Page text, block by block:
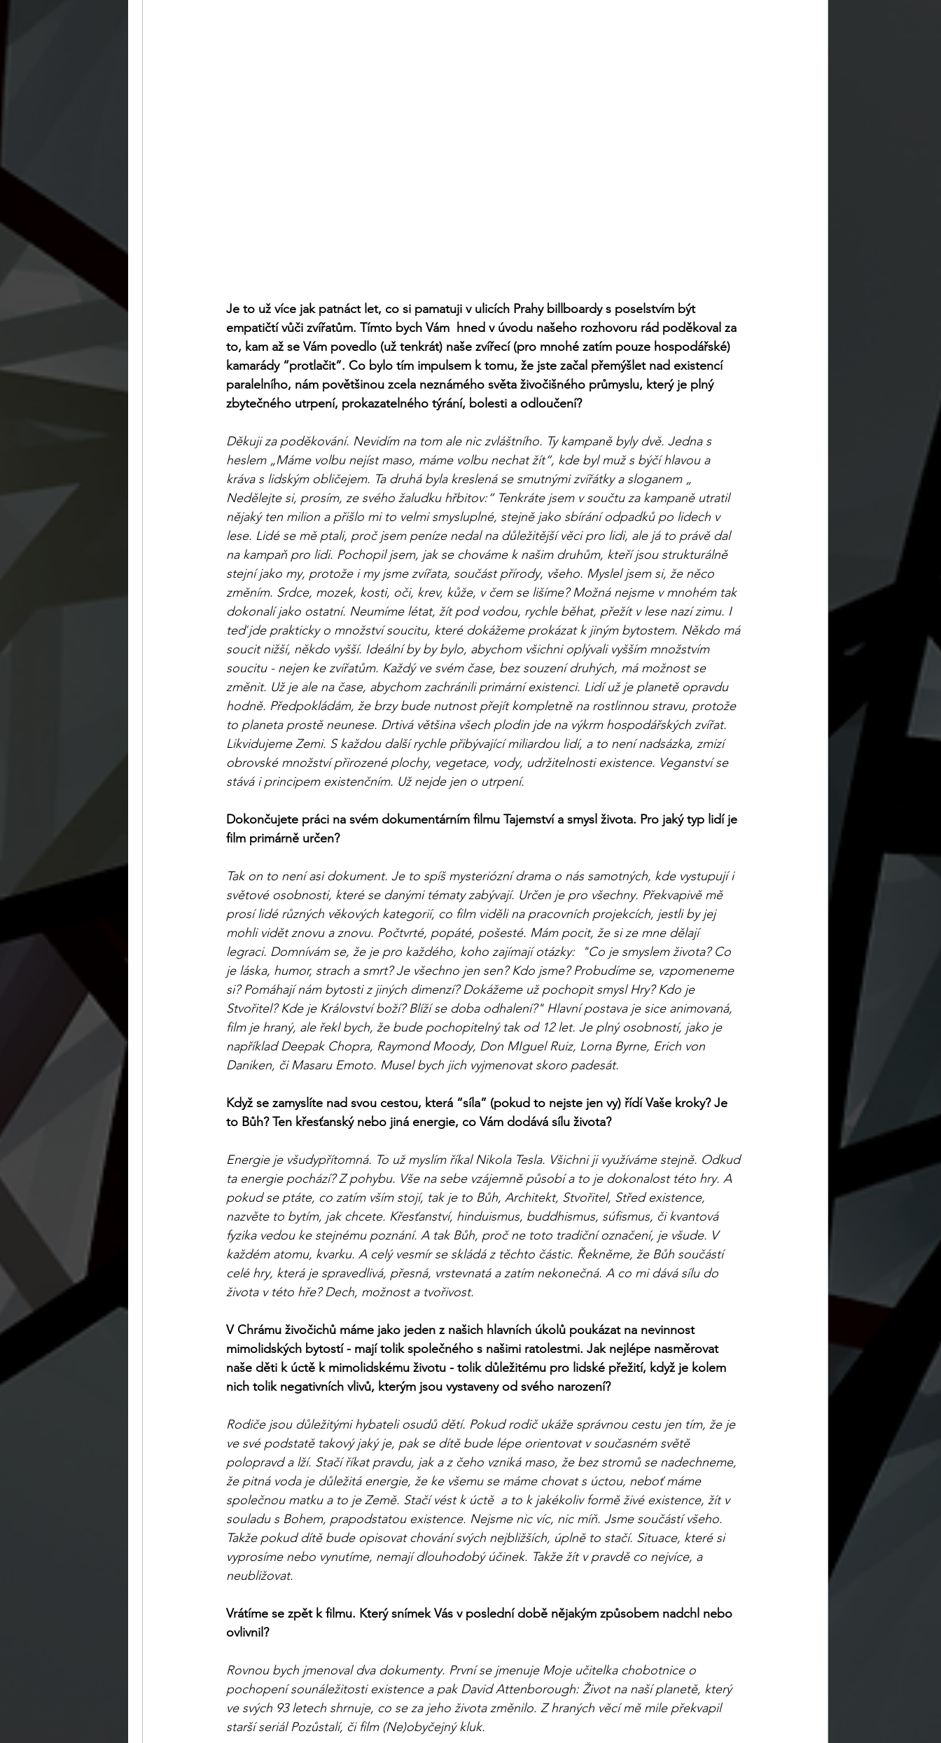
Je to už více jak patnáct let, co si pamatuji v ulicích Prahy billboardy s poselstvím být
empatičtí vůči zvířatům. Tímto bych Vám  hned v úvodu našeho rozhovoru rád poděkoval za
to, kam až se Vám povedlo (už tenkrát) naše zvířecí (pro mnohé zatím pouze hospodářské)
kamarády “protlačit”. Co bylo tím impulsem k tomu, že jste začal přemýšlet nad existencí
paralelního, nám povětšinou zcela neznámého světa živočišného průmyslu, který je plný
zbytečného utrpení, prokazatelného týrání, bolesti a odloučení?
Děkuji za poděkování. Nevidím na tom ale nic zvláštního. Ty kampaně byly dvě. Jedna s
heslem „Máme volbu nejíst maso, máme volbu nechat žít“, kde byl muž s býčí hlavou a
kráva s lidským obličejem. Ta druhá byla kreslená se smutnými zvířátky a sloganem „
Nedělejte si, prosím, ze svého žaludku hřbitov:“ Tenkráte jsem v součtu za kampaně utratil
nějaký ten milion a přišlo mi to velmi smysluplné, stejně jako sbírání odpadků po lidech v
lese. Lidé se mě ptali, proč jsem peníze nedal na důležitější věci pro lidi, ale já to právě dal
na kampaň pro lidi. Pochopil jsem, jak se chováme k našim druhům, kteří jsou strukturálně
stejní jako my, protože i my jsme zvířata, součást přírody, všeho. Myslel jsem si, že něco
změním. Srdce, mozek, kosti, oči, krev, kůže, v čem se lišíme? Možná nejsme v mnohém tak
dokonalí jako ostatní. Neumíme létat, žít pod vodou, rychle běhat, přežít v lese nazí zimu. I
teď jde prakticky o množství soucitu, které dokážeme prokázat k jiným bytostem. Někdo má
soucit nižší, někdo vyšší. Ideální by by bylo, abychom všichni oplývali vyšším množstvím
soucitu - nejen ke zvířatům. Každý ve svém čase, bez souzení druhých, má možnost se
změnit. Už je ale na čase, abychom zachránili primární existenci. Lidí už je planetě opravdu
hodně. Předpokládám, že brzy bude nutnost přejít kompletně na rostlinnou stravu, protože
to planeta prostě neunese. Drtivá většina všech plodin jde na výkrm hospodářských zvířat.
Likvidujeme Zemi. S každou další rychle přibývající miliardou lidí, a to není nadsázka, zmizí
obrovské množství přirozené plochy, vegetace, vody, udržitelnosti existence. Veganství se
stává i principem existenčním. Už nejde jen o utrpení.
Dokončujete práci na svém dokumentárním filmu Tajemství a smysl života. Pro jaký typ lidí je
film primárně určen?
Tak on to není asi dokument. Je to spíš mysteriózní drama o nás samotných, kde vystupují i
světové osobnosti, které se danými tématy zabývají. Určen je pro všechny. Překvapivě mě
prosí lidé různých věkových kategorií, co film viděli na pracovních projekcích, jestli by jej
mohli vidět znovu a znovu. Počtvrté, popáté, pošesté. Mám pocit, že si ze mne dělají
legraci. Domnívám se, že je pro každého, koho zajímají otázky:  "Co je smyslem života? Co
je láska, humor, strach a smrt? Je všechno jen sen? Kdo jsme? Probudíme se, vzpomeneme
si? Pomáhají nám bytosti z jiných dimenzí? Dokážeme už pochopit smysl Hry? Kdo je
Stvořitel? Kde je Království boží? Blíží se doba odhalení?" Hlavní postava je sice animovaná,
film je hraný, ale řekl bych, že bude pochopitelný tak od 12 let. Je plný osobností, jako je
například Deepak Chopra, Raymond Moody, Don MIguel Ruiz, Lorna Byrne, Erich von
Daniken, či Masaru Emoto. Musel bych jich vyjmenovat skoro padesát.
Když se zamyslíte nad svou cestou, která “síla” (pokud to nejste jen vy) řídí Vaše kroky? Je
to Bůh? Ten křesťanský nebo jiná energie, co Vám dodává sílu života?
Energie je všudypřítomná. To už myslím říkal Nikola Tesla. Všichni ji využíváme stejně. Odkud
ta energie pochází? Z pohybu. Vše na sebe vzájemně působí a to je dokonalost této hry. A
pokud se ptáte, co zatím vším stojí, tak je to Bůh, Architekt, Stvořitel, Střed existence,
nazvěte to bytím, jak chcete. Křesťanství, hinduismus, buddhismus, súfismus, či kvantová
fyzika vedou ke stejnému poznání. A tak Bůh, proč ne toto tradiční označení, je všude. V
každém atomu, kvarku. A celý vesmír se skládá z těchto částic. Řekněme, že Bůh součástí
celé hry, která je spravedlivá, přesná, vrstevnatá a zatím nekonečná. A co mi dává sílu do
života v této hře? Dech, možnost a tvořivost.
V Chrámu živočichů máme jako jeden z našich hlavních úkolů poukázat na nevinnost
mimolidských bytostí - mají tolik společného s našimi ratolestmi. Jak nejlépe nasměrovat
naše děti k úctě k mimolidskému životu - tolik důležitému pro lidské přežití, když je kolem
nich tolik negativních vlivů, kterým jsou vystaveny od svého narození?
Rodiče jsou důležitými hybateli osudů dětí. Pokud rodič ukáže správnou cestu jen tím, že je
ve své podstatě takový jaký je, pak se dítě bude lépe orientovat v současném světě
polopravd a lží. Stačí říkat pravdu, jak a z čeho vzniká maso, že bez stromů se nadechneme,
že pitná voda je důležitá energie, že ke všemu se máme chovat s úctou, neboť máme
společnou matku a to je Země. Stačí vést k úctě  a to k jakékoliv formě živé existence, žít v
souladu s Bohem, prapodstatou existence. Nejsme nic víc, nic míň. Jsme součástí všeho.
Takže pokud dítě bude opisovat chování svých nejbližších, úplně to stačí. Situace, které si
vyprosíme nebo vynutíme, nemají dlouhodobý účinek. Takže žít v pravdě co nejvíce, a
neubližovat.
Vrátíme se zpět k filmu. Který snímek Vás v poslední době nějakým způsobem nadchl nebo
ovlivnil?
Rovnou bych jmenoval dva dokumenty. První se jmenuje Moje učitelka chobotnice o
pochopení sounáležitosti existence a pak David Attenborough: Život na naší planetě, který
ve svých 93 letech shrnuje, co se za jeho života změnilo. Z hraných věcí mě mile překvapil
starší seriál Pozůstalí, či film (Ne)obyčejný kluk.